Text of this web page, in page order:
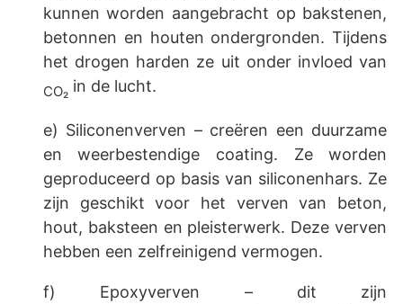
kunnen worden aangebracht op bakstenen,
betonnen en houten ondergronden. Tijdens
het drogen harden ze uit onder invloed van
CO₂ in de lucht.
e) Siliconenverven – creëren een duurzame
en weerbestendige coating. Ze worden
geproduceerd op basis van siliconenhars. Ze
zijn geschikt voor het verven van beton,
hout, baksteen en pleisterwerk. Deze verven
hebben een zelfreinigend vermogen.
f) Epoxyverven – dit zijn